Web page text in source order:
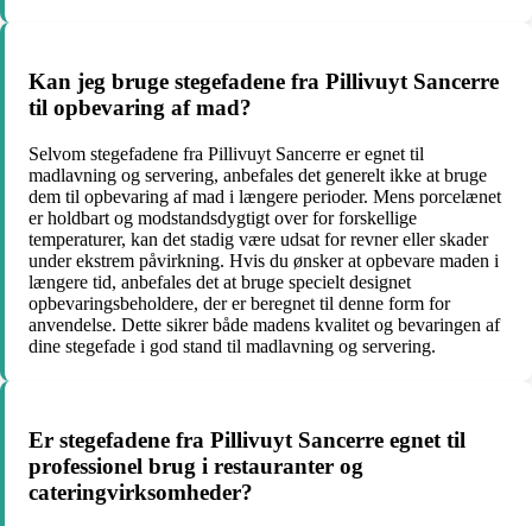
Kan jeg bruge stegefadene fra Pillivuyt Sancerre
til opbevaring af mad?
Selvom stegefadene fra Pillivuyt Sancerre er egnet til
madlavning og servering, anbefales det generelt ikke at bruge
dem til opbevaring af mad i længere perioder. Mens porcelænet
er holdbart og modstandsdygtigt over for forskellige
temperaturer, kan det stadig være udsat for revner eller skader
under ekstrem påvirkning. Hvis du ønsker at opbevare maden i
længere tid, anbefales det at bruge specielt designet
opbevaringsbeholdere, der er beregnet til denne form for
anvendelse. Dette sikrer både madens kvalitet og bevaringen af
dine stegefade i god stand til madlavning og servering.
Er stegefadene fra Pillivuyt Sancerre egnet til
professionel brug i restauranter og
cateringvirksomheder?